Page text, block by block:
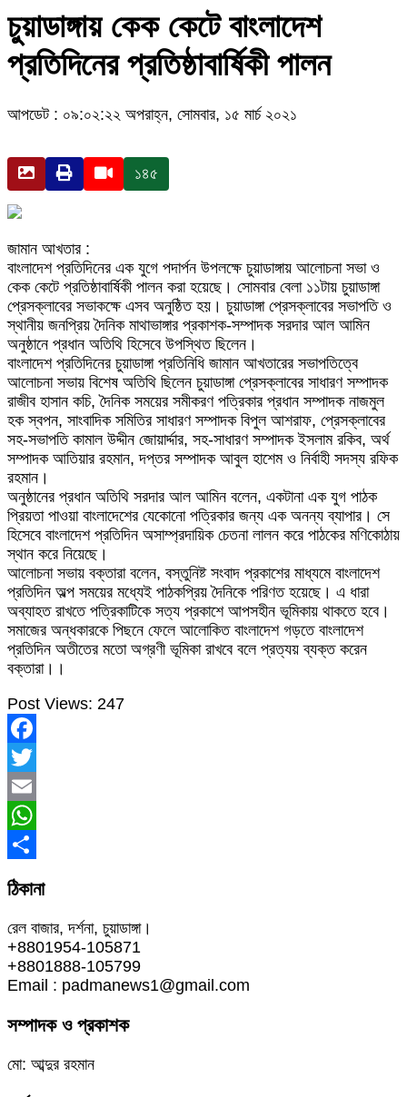
চুয়াডাঙ্গায় কেক কেটে বাংলাদেশ
প্রতিদিনের প্রতিষ্ঠাবার্ষিকী পালন
আপডেট : ০৯:০২:২২ অপরাহ্ন, সোমবার, ১৫ মার্চ ২০২১
১৪৫
জামান আখতার :
বাংলাদেশ প্রতিদিনের এক যুগে পদার্পন উপলক্ষে চুয়াডাঙ্গায় আলোচনা সভা ও
কেক কেটে প্রতিষ্ঠাবার্ষিকী পালন করা হয়েছে। সোমবার বেলা ১১টায় চুয়াডাঙ্গা
প্রেসক্লাবের সভাকক্ষে এসব অনুষ্ঠিত হয়। চুয়াডাঙ্গা প্রেসক্লাবের সভাপতি ও
স্থানীয় জনপ্রিয় দৈনিক মাথাভাঙ্গার প্রকাশক-সম্পাদক সরদার আল আমিন
অনুষ্ঠানে প্রধান অতিথি হিসেবে উপস্থিত ছিলেন।
বাংলাদেশ প্রতিদিনের চুয়াডাঙ্গা প্রতিনিধি জামান আখতারের সভাপতিত্বে
আলোচনা সভায় বিশেষ অতিথি ছিলেন চুয়াডাঙ্গা প্রেসক্লাবের সাধারণ সম্পাদক
রাজীব হাসান কচি, দৈনিক সময়ের সমীকরণ পত্রিকার প্রধান সম্পাদক নাজমুল
হক স্বপন, সাংবাদিক সমিতির সাধারণ সম্পাদক বিপুল আশরাফ, প্রেসক্লাবের
সহ-সভাপতি কামাল উদ্দীন জোয়ার্দ্দার, সহ-সাধারণ সম্পাদক ইসলাম রকিব, অর্থ
সম্পাদক আতিয়ার রহমান, দপ্তর সম্পাদক আবুল হাশেম ও নির্বাহী সদস্য রফিক
রহমান।
অনুষ্ঠানের প্রধান অতিথি সরদার আল আমিন বলেন, একটানা এক যুগ পাঠক
প্রিয়তা পাওয়া বাংলাদেশের যেকোনো পত্রিকার জন্য এক অনন্য ব্যাপার। সে
হিসেবে বাংলাদেশ প্রতিদিন অসাম্প্রদায়িক চেতনা লালন করে পাঠকের মণিকোঠায়
স্থান করে নিয়েছে।
আলোচনা সভায় বক্তারা বলেন, বস্তুনিষ্ট সংবাদ প্রকাশের মাধ্যমে বাংলাদেশ
প্রতিদিন অল্প সময়ের মধ্যেই পাঠকপ্রিয় দৈনিকে পরিণত হয়েছে। এ ধারা
অব্যাহত রাখতে পত্রিকাটিকে সত্য প্রকাশে আপসহীন ভূমিকায় থাকতে হবে।
সমাজের অন্ধকারকে পিছনে ফেলে আলোকিত বাংলাদেশ গড়তে বাংলাদেশ
প্রতিদিন অতীতের মতো অগ্রণী ভূমিকা রাখবে বলে প্রত্যয় ব্যক্ত করেন
বক্তারা।।
Post Views: 247
Facebook
Twitter
Email
WhatsApp
Share
ঠিকানা
রেল বাজার, দর্শনা, চুয়াডাঙ্গা।
+8801954-105871
+8801888-105799
Email : padmanews1@gmail.com
সম্পাদক ও প্রকাশক
মো: আব্দুর রহমান